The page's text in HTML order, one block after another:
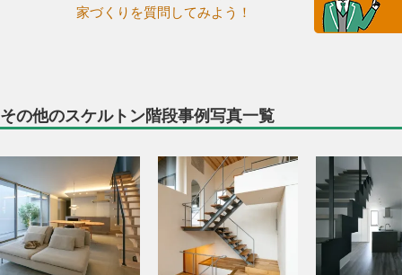
家づくりを質問してみよう！
その他のスケルトン階段事例写真一覧